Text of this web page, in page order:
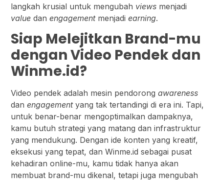
langkah krusial untuk mengubah views menjadi
value danengagementmenjadiearning.
Siap Melejitkan Brand-mu
dengan Video Pendek dan
Winme.id?
Video pendek adalah mesin pendorongawareness
danengagementyang tak tertandingi di era ini. Tapi,
untuk benar-benar mengoptimalkan dampaknya,
kamu butuh strategi yang matang dan infrastruktur
yang mendukung. Dengan ide konten yang kreatif,
eksekusi yang tepat, dan Winme.id sebagai pusat
kehadiran online-mu, kamu tidak hanya akan
membuat brand-mu dikenal, tetapi juga mengubah